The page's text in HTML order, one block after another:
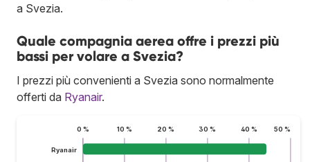
a Svezia.
Quale compagnia aerea offre i prezzi più
bassi per volare a Svezia?
I prezzi più convenienti a Svezia sono normalmente
offerti da Ryanair.
0 % 10 % 20 % 30 % 40 % 50 %
Ryanair